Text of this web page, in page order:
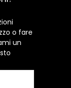
o fare
un